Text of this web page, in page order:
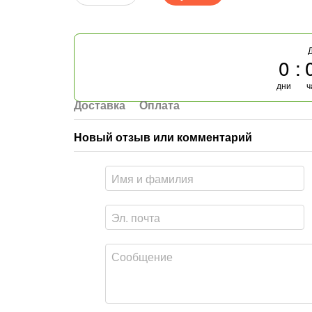
0
дни
Доставка
Оплата
Новый отзыв или комментарий